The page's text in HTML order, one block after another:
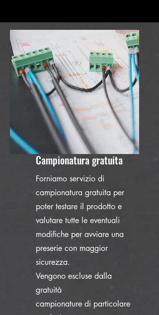
Campionatura gratuita
Forniamo servizio di
campionatura gratuita per
poter testare il prodotto e
valutare tutte le eventuali
modifiche per avviare una
preserie con maggior
sicurezza.
Vengono escluse dalla
gratuità
campionature di particolare